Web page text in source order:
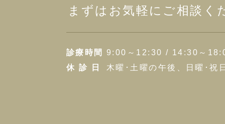
まずはお気軽にご相談く
診療時間
休 診 日
9:00～12:30 / 14:30～
木曜･土曜の午後、日曜･祝